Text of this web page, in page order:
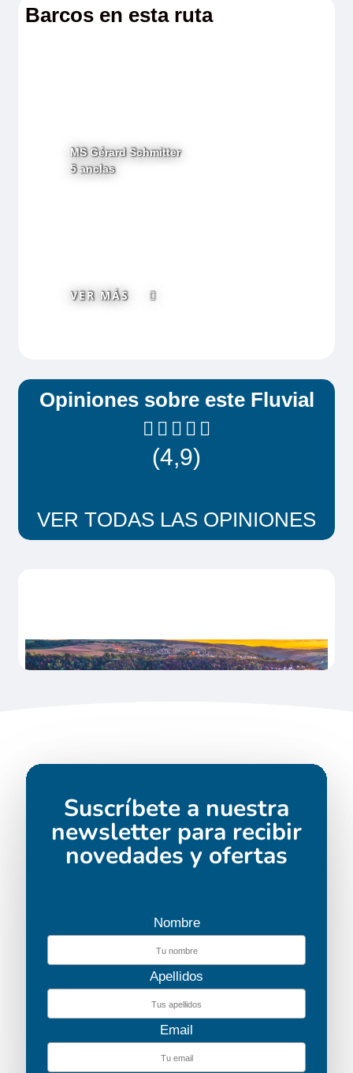
Barcos en esta ruta
MS Gérard Schmitter
5 anclas
VER MÁS
Opiniones sobre este Fluvial
(4,9)
VER TODAS LAS OPINIONES
Suscríbete a nuestra
newsletter para recibir
novedades y ofertas
Nombre
Apellidos
Email